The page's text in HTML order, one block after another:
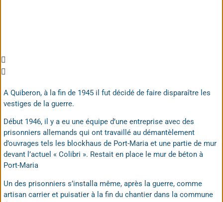
A Quiberon, à la fin de 1945 il fut décidé de faire disparaître les
vestiges de la guerre.
Début 1946, il y a eu une équipe d’une entreprise avec des
prisonniers allemands qui ont travaillé au démantèlement
d’ouvrages tels les blockhaus de Port-Maria et une partie de mur
devant l’actuel « Colibri ». Restait en place le mur de béton à
Port-Maria
Un des prisonniers s’installa même, après la guerre, comme
artisan carrier et puisatier à la fin du chantier dans la commune